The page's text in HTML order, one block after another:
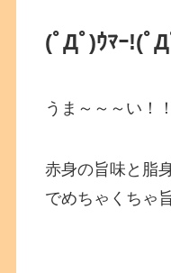
(ﾟДﾟ)ｳﾏｰ!(ﾟ
うま～～～い！！
赤身の旨味と脂
でめちゃくちゃ